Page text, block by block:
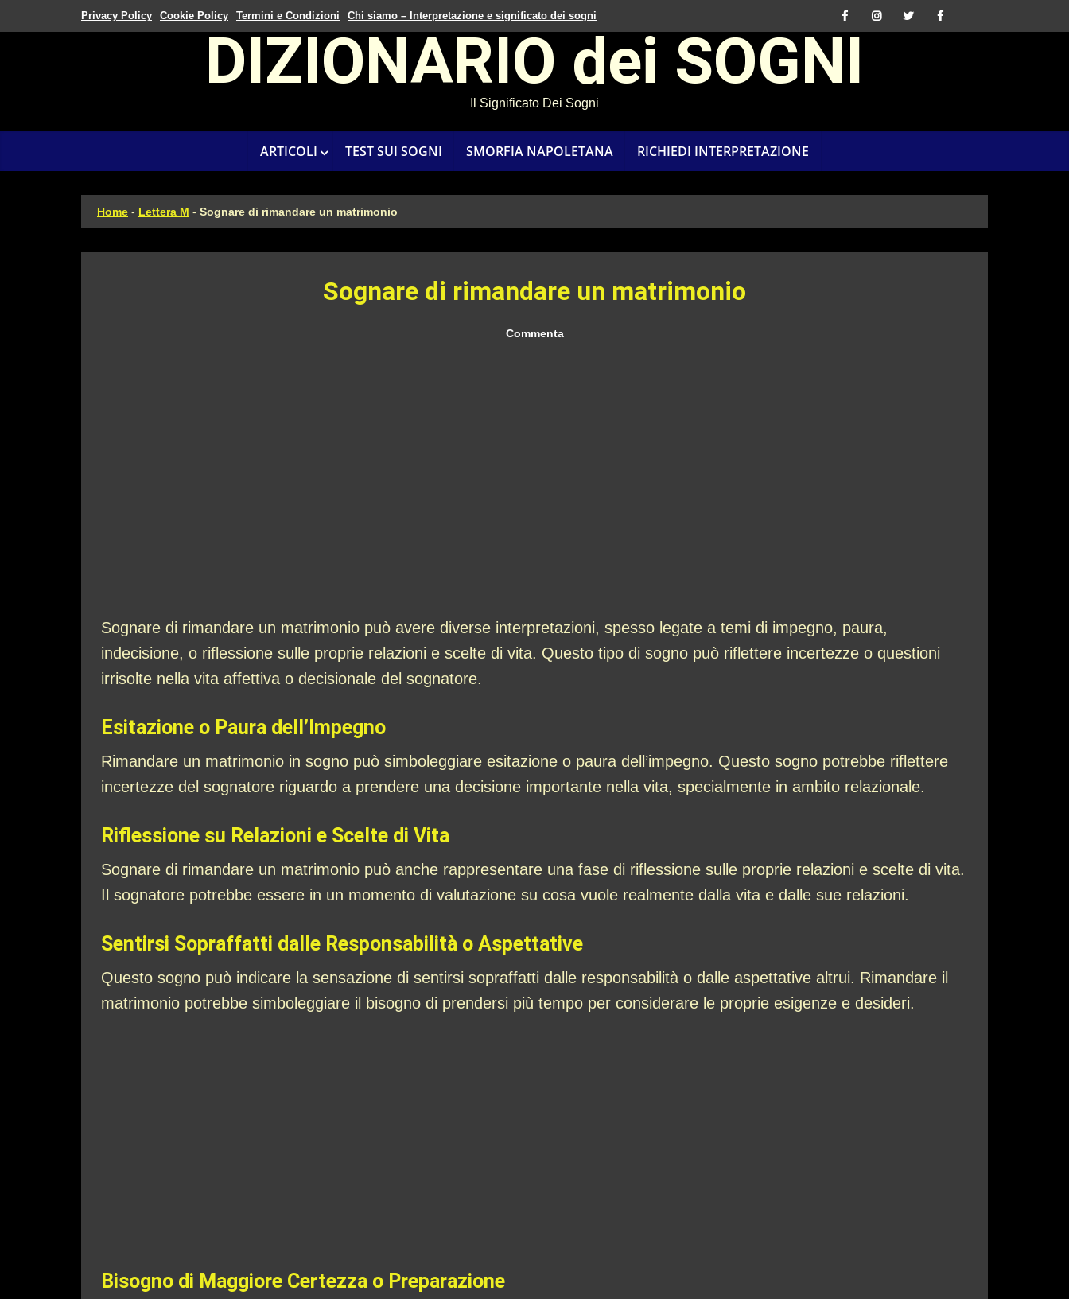
Privacy Policy Cookie Policy Termini e Condizioni Chi siamo – Interpretazione e significato dei sogni
DIZIONARIO dei SOGNI
Il Significato Dei Sogni
ARTICOLI TEST SUI SOGNI SMORFIA NAPOLETANA RICHIEDI INTERPRETAZIONE
Home - Lettera M - Sognare di rimandare un matrimonio
Sognare di rimandare un matrimonio
Commenta
Sognare di rimandare un matrimonio può avere diverse interpretazioni, spesso legate a temi di impegno, paura,
indecisione, o riflessione sulle proprie relazioni e scelte di vita. Questo tipo di sogno può riflettere incertezze o questioni
irrisolte nella vita affettiva o decisionale del sognatore.
Esitazione o Paura dell’Impegno
Rimandare un matrimonio in sogno può simboleggiare esitazione o paura dell’impegno. Questo sogno potrebbe riflettere
incertezze del sognatore riguardo a prendere una decisione importante nella vita, specialmente in ambito relazionale.
Riflessione su Relazioni e Scelte di Vita
Sognare di rimandare un matrimonio può anche rappresentare una fase di riflessione sulle proprie relazioni e scelte di vita.
Il sognatore potrebbe essere in un momento di valutazione su cosa vuole realmente dalla vita e dalle sue relazioni.
Sentirsi Sopraffatti dalle Responsabilità o Aspettative
Questo sogno può indicare la sensazione di sentirsi sopraffatti dalle responsabilità o dalle aspettative altrui. Rimandare il
matrimonio potrebbe simboleggiare il bisogno di prendersi più tempo per considerare le proprie esigenze e desideri.
Bisogno di Maggiore Certezza o Preparazione